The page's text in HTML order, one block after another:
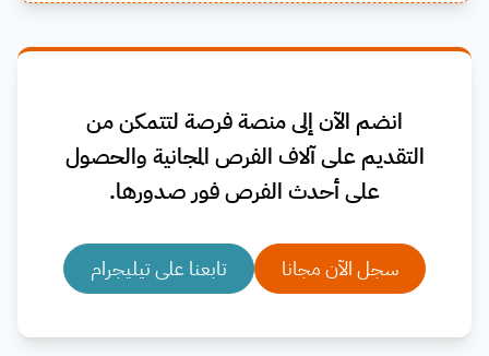
انضم الآن إلى منصة فرصة لتتمكن من
التقديم على آلاف الفرص المجانية والحصول
على أحدث الفرص فور صدورها.
سجل الآن مجانا تابعنا على تيليجرام